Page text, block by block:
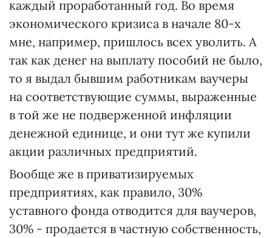
каждый проработанный год. Во время
экономического кризиса в начале 80-х
мне, например, пришлось всех уволить. А
так как денег на выплату пособий не было,
то я выдал бывшим работникам ваучеры
на соответствующие суммы, выраженные
в той же не подверженной инфляции
денежной единице, и они тут же купили
акции различных предприятий.
Вообще же в приватизируемых
предприятиях, как правило, 30%
уставного фонда отводится для ваучеров,
30% - продается в частную собственность,